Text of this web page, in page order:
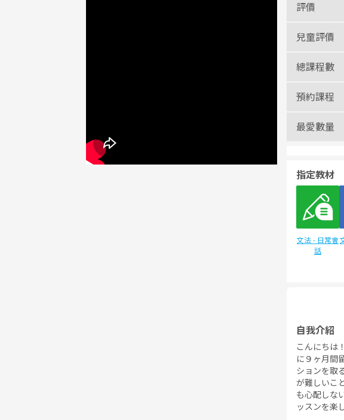
評價
兒童評價
總課程數
預約課程
最愛數量
指定教材
文法 - 日常會
話
自我介紹
こんにちは
に９ヶ月間
ションを取
が難しいこ
も心配しな
ッスンを楽